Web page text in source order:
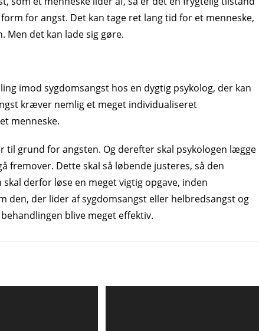
for angst. Det kan tage ret lang tid for et menneske,
Men det kan lade sig gøre.
imod sygdomsangst hos en dygtig psykolog, der kan
kræver nemlig et meget individualiseret
menneske.
til grund for angsten. Og derefter skal psykologen lægge
fremover. Dette skal så løbende justeres, så den
derfor løse en meget vigtig opgave, inden
den, der lider af sygdomsangst eller helbredsangst og
blive meget effektiv.